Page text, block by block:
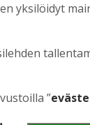
yksilöidyt
”